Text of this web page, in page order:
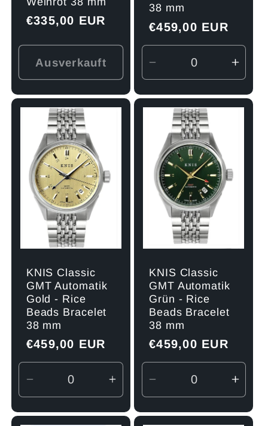
Normaler
€335,00 EUR
Ausverkauft
38 mm
Normaler
Preis
€459,00 EUR
Verringere
die
Menge
Default
Title
die
KNIS Classic
GMT Automatik
Gold - Rice
Beads Bracelet
38 mm
Normaler
Preis
€459,00 EUR
Verringere
die
Menge
Erhöhe
die
Menge
KNIS Classic
GMT Automatik
Grün - Rice
Beads Bracelet
38 mm
Normaler
Preis
€459,00 EUR
Verringere
die
Menge
die